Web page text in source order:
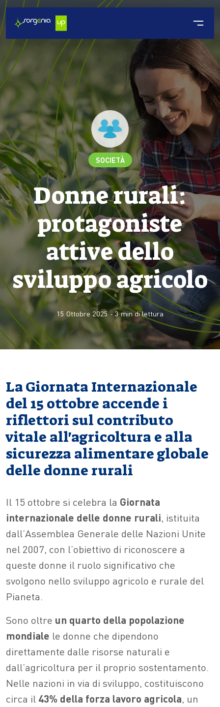
SOCIETÀ
Donne rurali:
protagoniste
attive dello
sviluppo agricolo
15 Ottobre 2025-3min di lettura
La Giornata Internazionale
del 15 ottobre accende i
riflettori sul contributo
vitale all'agricoltura e alla
sicurezza alimentare globale
delle donne rurali
Il 15 ottobre si celebra la Giornata
internazionale delle donne rurali, istituita
dall’Assemblea Generale delle Nazioni Unite
nel 2007, con l’obiettivo di riconoscere a
queste donne il ruolo significativo che
svolgono nello sviluppo agricolo e rurale del
Pianeta.
Sono oltre un quarto della popolazione
mondiale le donne che dipendono
direttamente dalle risorse naturali e
dall’agricoltura per il proprio sostentamento.
Nelle nazioni in via di sviluppo, costituiscono
circa il 43% della forza lavoro agricola, un